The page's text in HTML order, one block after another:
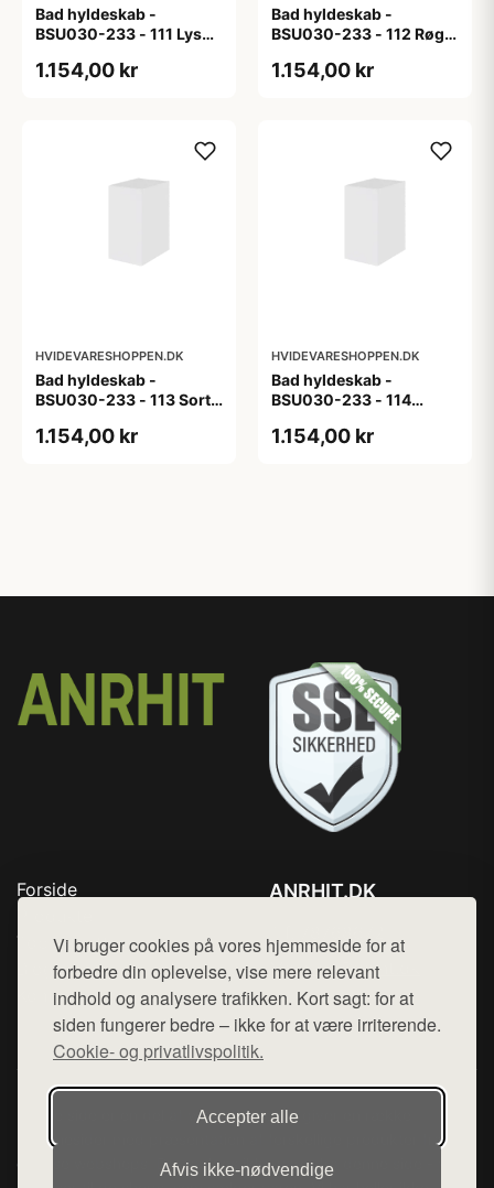
Vi bruger cookies på vores hjemmeside for at
forbedre din oplevelse, vise mere relevant
indhold og analysere trafikken. Kort sagt: for at
siden fungerer bedre – ikke for at være irriterende.
Cookie- og privatlivspolitik.
Accepter alle
Afvis ikke‑nødvendige
Bad hyldeskab -
BSU030-233 - 111 Lys
1.154,00 kr
Bad hyldeskab -
BSU030-233 - 112 Røget
1.154,00 kr
HVIDEVARESHOPPEN.DK
Bad hyldeskab -
BSU030-233 - 113 Sort
1.154,00 kr
HVIDEVARESHOPPEN.DK
Bad hyldeskab -
BSU030-233 - 114
m/eg ABS-kant
1.154,00 kr
Forside
Top Rabatter
Blog
Kontakt
ANRHIT.DK
Mail: hej@want.dk
Cookie- og privatlivspolitik
Denne side er en del af want.dk, der udgiver en række
hjemmesider med præsentation af forskellige produkter fra
diverse webshops. Der sælges ikke varer fra denne side - vi